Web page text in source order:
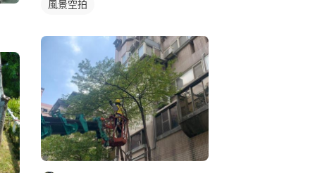
風景空拍